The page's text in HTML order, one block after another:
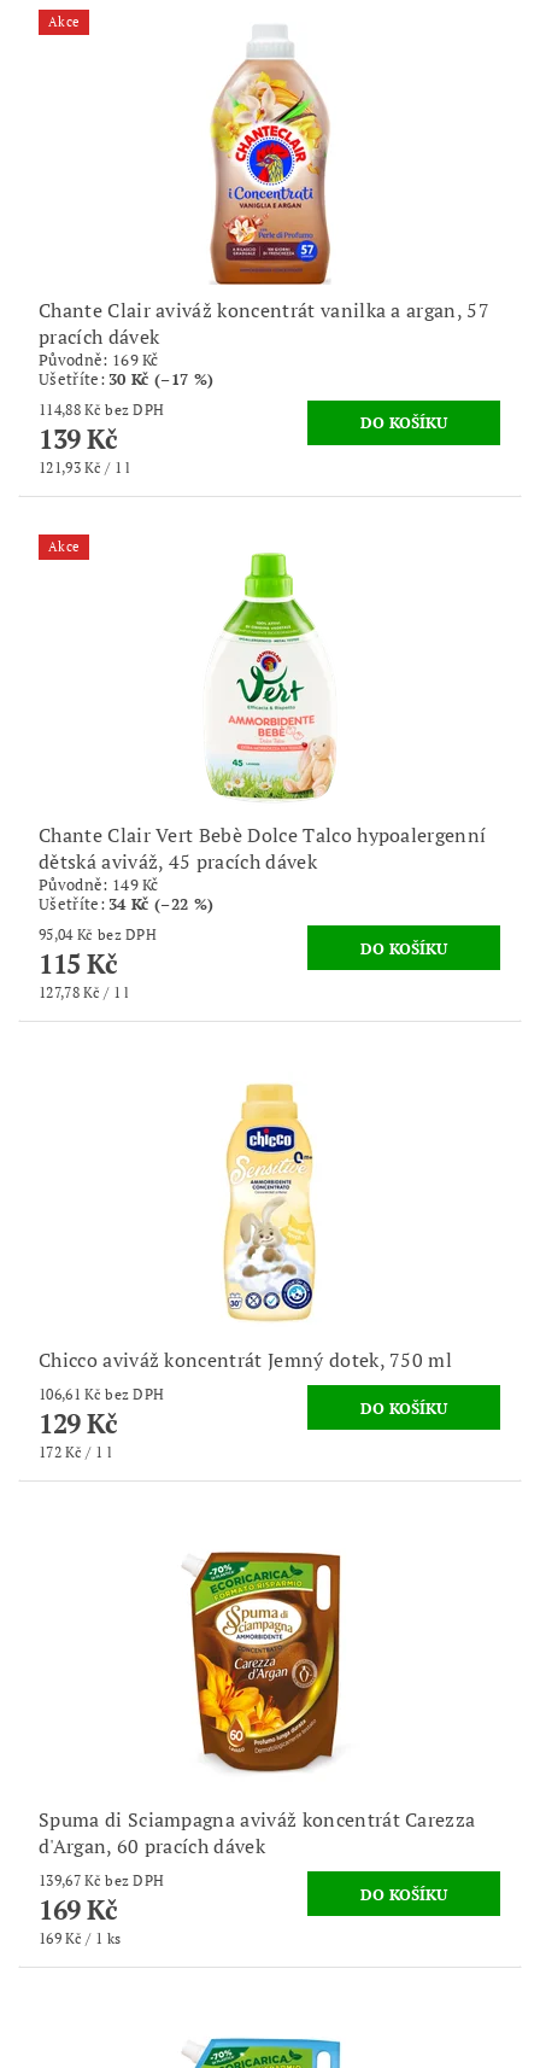
Akce
Chante Clair aviváž koncentrát vanilka a argan, 57
pracích dávek
Původně: 169 Kč
Ušetříte: 30 Kč (–17 %)
114,88 Kč bez DPH
139 Kč
121,93 Kč / 1 l
Akce
Chante Clair Vert Bebè Dolce Talco hypoalergenní
dětská aviváž, 45 pracích dávek
Původně: 149 Kč
Ušetříte: 34 Kč (–22 %)
95,04 Kč bez DPH
115 Kč
127,78 Kč / 1 l
Chicco aviváž koncentrát Jemný dotek, 750 ml
106,61 Kč bez DPH
129 Kč
172 Kč / 1 l
Spuma di Sciampagna aviváž koncentrát Carezza
d'Argan, 60 pracích dávek
139,67 Kč bez DPH
169 Kč
169 Kč / 1 ks